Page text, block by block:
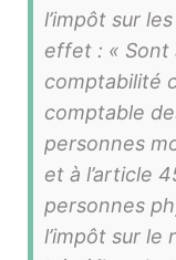
l’impôt sur
effet : « Sont
comptabilité
comptable
personnes
et à l’article
personnes
l’impôt sur le